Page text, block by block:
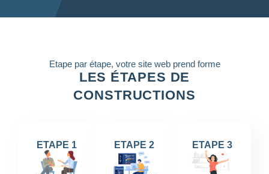
Etape par étape, votre site web prend forme
LES ÉTAPES DE
CONSTRUCTIONS
ETAPE 1 ETAPE 2 ETAPE 3